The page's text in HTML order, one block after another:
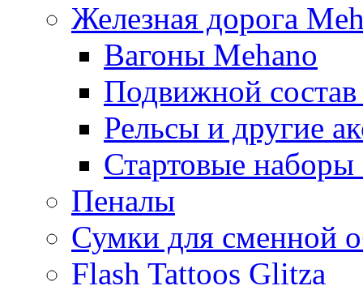
Железная дорога
Вагоны Mehano
Подвижной
Рельсы и другие
Стартовые
Пеналы
Сумки для сменной
Flash Tattoos Glitza